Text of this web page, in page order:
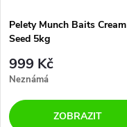
Pelety Munch Baits Cream
Seed 5kg
999 Kč
Neznámá
ZOBRAZIT